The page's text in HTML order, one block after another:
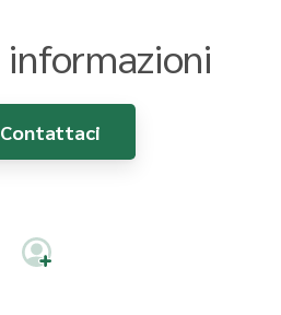
informazioni
Contattaci